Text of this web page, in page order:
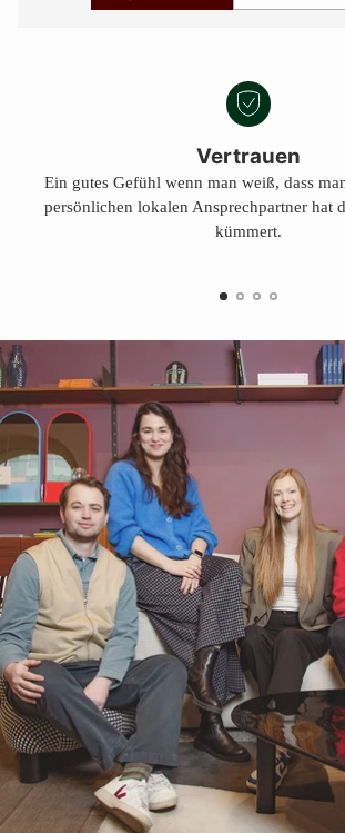
Vertrauen
Ein gutes Gefühl wenn man weiß, dass
persönlichen lokalen Ansprechpartner hat
kümmert.